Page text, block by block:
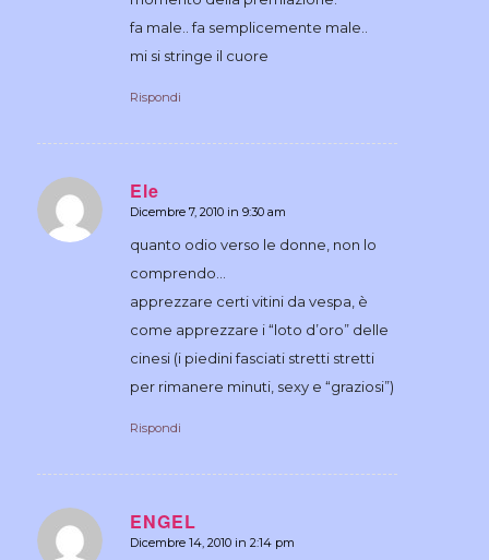
fa male.. fa semplicemente male..
mi si stringe il cuore
Rispondi
Ele
dice:
Dicembre 7, 2010 in 9:30 am
quanto odio verso le donne, non lo
comprendo…
apprezzare certi vitini da vespa, è
come apprezzare i “loto d’oro” delle
cinesi (i piedini fasciati stretti stretti
per rimanere minuti, sexy e “graziosi”)
Rispondi
ENGEL
dice:
Dicembre 14, 2010 in 2:14 pm